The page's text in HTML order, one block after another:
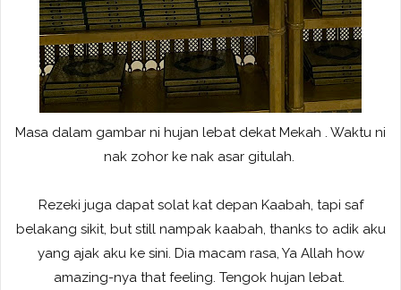
Masa dalam gambar ni hujan lebat dekat Mekah . Waktu ni
nak zohor ke nak asar gitulah.
Rezeki juga dapat solat kat depan Kaabah, tapi saf
belakang sikit, but still nampak kaabah, thanks to adik aku
yang ajak aku ke sini. Dia macam rasa, Ya Allah how
amazing-nya that feeling. Tengok hujan lebat.